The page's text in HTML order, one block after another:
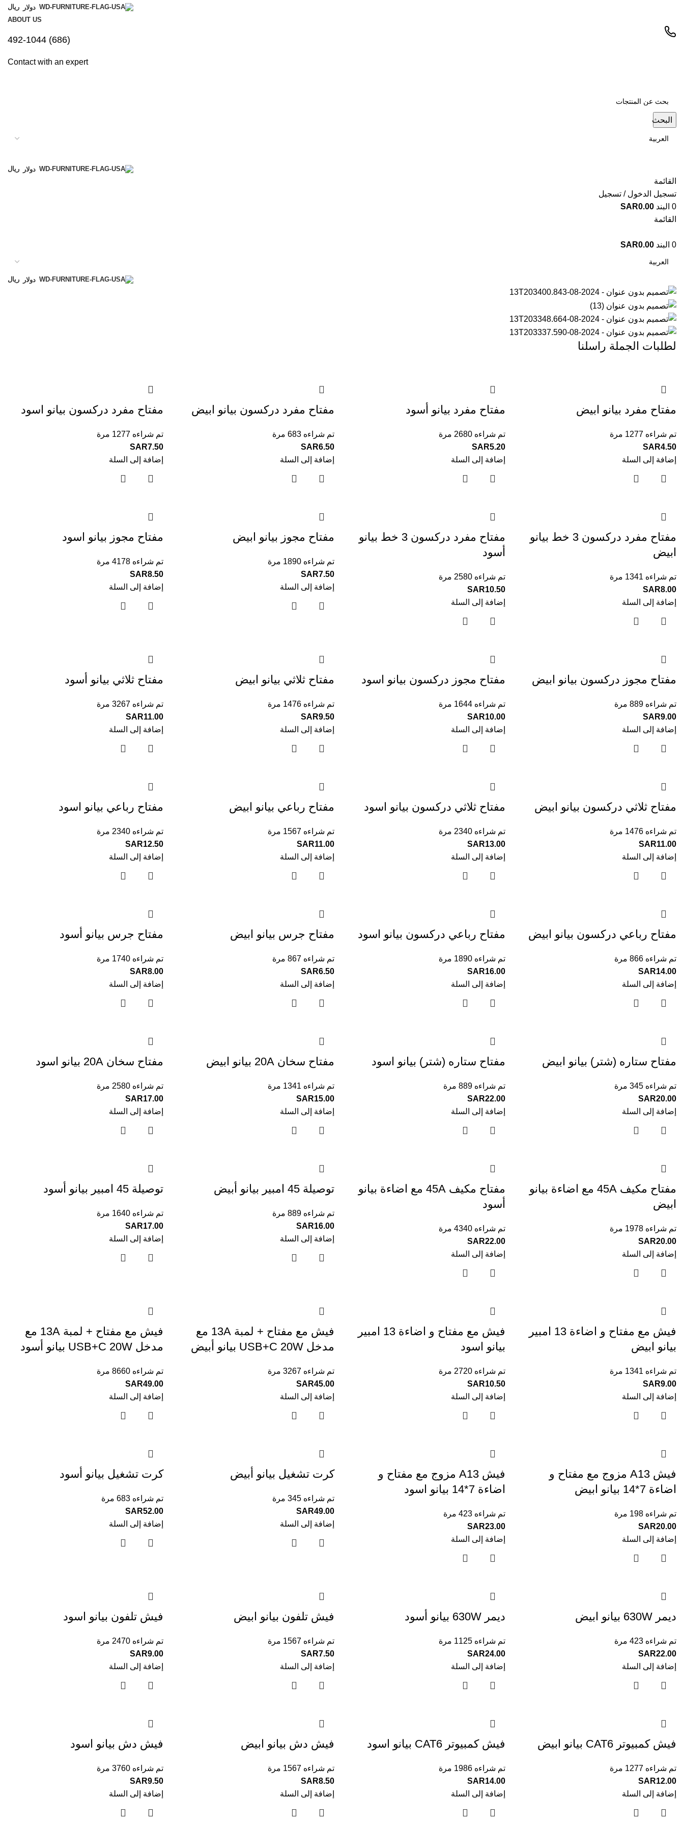
دولار
ريال
ABOUT US
(686) 492-1044
Contact with an expert
البحث
دولار ريال
القائمة
تسجيل الدخول / تسجيل
0 البند SAR0.00
القائمة
0 البند SAR0.00
دولار ريال
لطلبات الجملة راسلنا
مفتاح مفرد بيانو ابيض
تم شراءه 1277 مرة
SAR4.50
إضافة إلى السلة
مفتاح مفرد بيانو أسود
تم شراءه 2680 مرة
SAR5.20
إضافة إلى السلة
مفتاح مفرد دركسون بيانو ابيض
تم شراءه 683 مرة
SAR6.50
إضافة إلى السلة
مفتاح مفرد دركسون بيانو اسود
تم شراءه 1277 مرة
SAR7.50
إضافة إلى السلة
مفتاح مفرد دركسون 3 خط بيانو
ابيض
تم شراءه 1341 مرة
SAR8.00
إضافة إلى السلة
مفتاح مفرد دركسون 3 خط بيانو
أسود
تم شراءه 2580 مرة
SAR10.50
إضافة إلى السلة
مفتاح مجوز بيانو ابيض
تم شراءه 1890 مرة
SAR7.50
إضافة إلى السلة
مفتاح مجوز بيانو اسود
تم شراءه 4178 مرة
SAR8.50
إضافة إلى السلة
مفتاح مجوز دركسون بيانو ابيض
تم شراءه 889 مرة
SAR9.00
إضافة إلى السلة
مفتاح مجوز دركسون بيانو اسود
تم شراءه 1644 مرة
SAR10.00
إضافة إلى السلة
مفتاح ثلاثي بيانو ابيض
تم شراءه 1476 مرة
SAR9.50
إضافة إلى السلة
مفتاح ثلاثي بيانو أسود
تم شراءه 3267 مرة
SAR11.00
إضافة إلى السلة
مفتاح ثلاثي دركسون بيانو ابيض
تم شراءه 1476 مرة
SAR11.00
إضافة إلى السلة
مفتاح ثلاثي دركسون بيانو اسود
تم شراءه 2340 مرة
SAR13.00
إضافة إلى السلة
مفتاح رباعي بيانو ابيض
تم شراءه 1567 مرة
SAR11.00
إضافة إلى السلة
مفتاح رباعي بيانو اسود
تم شراءه 2340 مرة
SAR12.50
إضافة إلى السلة
مفتاح رباعي دركسون بيانو ابيض
تم شراءه 866 مرة
SAR14.00
إضافة إلى السلة
مفتاح رباعي دركسون بيانو اسود
تم شراءه 1890 مرة
SAR16.00
إضافة إلى السلة
مفتاح جرس بيانو ابيض
تم شراءه 867 مرة
SAR6.50
إضافة إلى السلة
مفتاح جرس بيانو أسود
تم شراءه 1740 مرة
SAR8.00
إضافة إلى السلة
مفتاح ستاره (شتر) بيانو ابيض
تم شراءه 345 مرة
SAR20.00
إضافة إلى السلة
مفتاح ستاره (شتر) بيانو اسود
تم شراءه 889 مرة
SAR22.00
إضافة إلى السلة
مفتاح سخان 20A بيانو ابيض
تم شراءه 1341 مرة
SAR15.00
إضافة إلى السلة
مفتاح سخان 20A بيانو اسود
تم شراءه 2580 مرة
SAR17.00
إضافة إلى السلة
مفتاح مكيف 45A مع اضاءة بيانو
ابيض
تم شراءه 1978 مرة
SAR20.00
إضافة إلى السلة
مفتاح مكيف 45A مع اضاءة بيانو
أسود
تم شراءه 4340 مرة
SAR22.00
إضافة إلى السلة
توصيلة 45 امبير بيانو أبيض
تم شراءه 889 مرة
SAR16.00
إضافة إلى السلة
توصيلة 45 امبير بيانو أسود
تم شراءه 1640 مرة
SAR17.00
إضافة إلى السلة
فيش مع مفتاح و اضاءة 13 امبير
بيانو ابيض
تم شراءه 1341 مرة
SAR9.00
إضافة إلى السلة
فيش مع مفتاح و اضاءة 13 امبير
بيانو اسود
تم شراءه 2720 مرة
SAR10.50
إضافة إلى السلة
فيش مع مفتاح + لمبة 13A مع
مدخل USB+C 20W بيانو أبيض
تم شراءه 3267 مرة
SAR45.00
إضافة إلى السلة
فيش مع مفتاح + لمبة 13A مع
مدخل USB+C 20W بيانو أسود
تم شراءه 8660 مرة
SAR49.00
إضافة إلى السلة
فيش A13 مزوج مع مفتاح و
اضاءة 7*14 بيانو ابيض
تم شراءه 198 مرة
SAR20.00
إضافة إلى السلة
فيش A13 مزوج مع مفتاح و
اضاءة 7*14 بيانو اسود
تم شراءه 423 مرة
SAR23.00
إضافة إلى السلة
كرت تشغيل بيانو أبيض
تم شراءه 345 مرة
SAR49.00
إضافة إلى السلة
كرت تشغيل بيانو أسود
تم شراءه 683 مرة
SAR52.00
إضافة إلى السلة
ديمر 630W بيانو ابيض
تم شراءه 423 مرة
SAR22.00
إضافة إلى السلة
ديمر 630W بيانو أسود
تم شراءه 1125 مرة
SAR24.00
إضافة إلى السلة
فيش تلفون بيانو ابيض
تم شراءه 1567 مرة
SAR7.50
إضافة إلى السلة
فيش تلفون بيانو اسود
تم شراءه 2470 مرة
SAR9.00
إضافة إلى السلة
فيش كمبيوتر CAT6 بيانو ابيض
تم شراءه 1277 مرة
SAR12.00
إضافة إلى السلة
فيش كمبيوتر CAT6 بيانو اسود
تم شراءه 1986 مرة
SAR14.00
إضافة إلى السلة
فيش دش بيانو ابيض
تم شراءه 1567 مرة
SAR8.50
إضافة إلى السلة
فيش دش بيانو اسود
تم شراءه 3760 مرة
SAR9.50
إضافة إلى السلة